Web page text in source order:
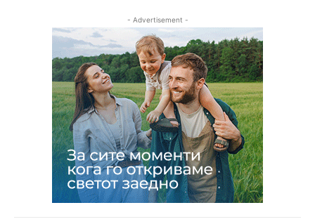
- Advertisement -